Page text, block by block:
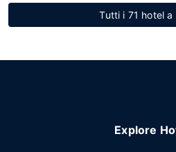
Tutti i 71 hotel a
Explore